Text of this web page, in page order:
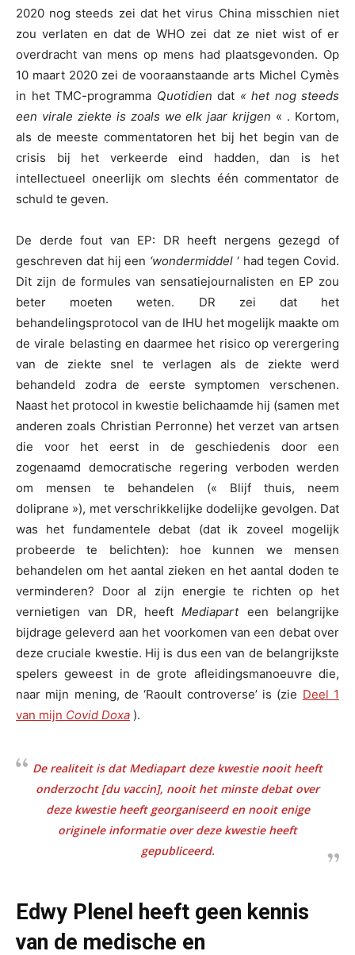
2020 nog steeds zei dat het virus China misschien niet
zou verlaten en dat de WHO zei dat ze niet wist of er
overdracht van mens op mens had plaatsgevonden. Op
10 maart 2020 zei de vooraanstaande arts Michel Cymès
in het TMC-programma Quotidien dat « het nog steeds
een virale ziekte is zoals we elk jaar krijgen « . Kortom,
als de meeste commentatoren het bij het begin van de
crisis bij het verkeerde eind hadden, dan is het
intellectueel oneerlijk om slechts één commentator de
schuld te geven.
De derde fout van EP: DR heeft nergens gezegd of
geschreven dat hij een ‘wondermiddel ‘ had tegen Covid.
Dit zijn de formules van sensatiejournalisten en EP zou
beter moeten weten. DR zei dat het
behandelingsprotocol van de IHU het mogelijk maakte om
de virale belasting en daarmee het risico op verergering
van de ziekte snel te verlagen als de ziekte werd
behandeld zodra de eerste symptomen verschenen.
Naast het protocol in kwestie belichaamde hij (samen met
anderen zoals Christian Perronne) het verzet van artsen
die voor het eerst in de geschiedenis door een
zogenaamd democratische regering verboden werden
om mensen te behandelen (« Blijf thuis, neem
doliprane »), met verschrikkelijke dodelijke gevolgen. Dat
was het fundamentele debat (dat ik zoveel mogelijk
probeerde te belichten): hoe kunnen we mensen
behandelen om het aantal zieken en het aantal doden te
verminderen? Door al zijn energie te richten op het
vernietigen van DR, heeftMediaparteen belangrijke
bijdrage geleverd aan het voorkomen van een debat over
deze cruciale kwestie. Hij is dus een van de belangrijkste
spelers geweest in de grote afleidingsmanoeuvre die,
naar mijn mening, de ‘Raoult controverse’ is (zie Deel 1
van mijn Covid Doxa ).
De realiteit is dat Mediapartdeze kwestie nooit heeft
onderzocht [du vaccin], nooit het minste debat over
deze kwestie heeft georganiseerd en nooit enige
originele informatie over deze kwestie heeft
gepubliceerd.
Edwy Plenel heeft geen kennis
van de medische en